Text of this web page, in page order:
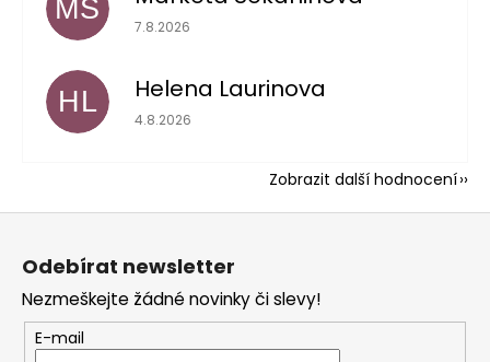
MS Hodnocení obchodu je 5 z 5 hvězdiček.
7.8.2026
HL Helena Laurinova
Hodnocení obchodu je 5 z 5 hvězdiček.
4.8.2026
Zobrazit další hodnocení
Z
Odebírat newsletter
Nezmeškejte žádné novinky či slevy!
E-mail